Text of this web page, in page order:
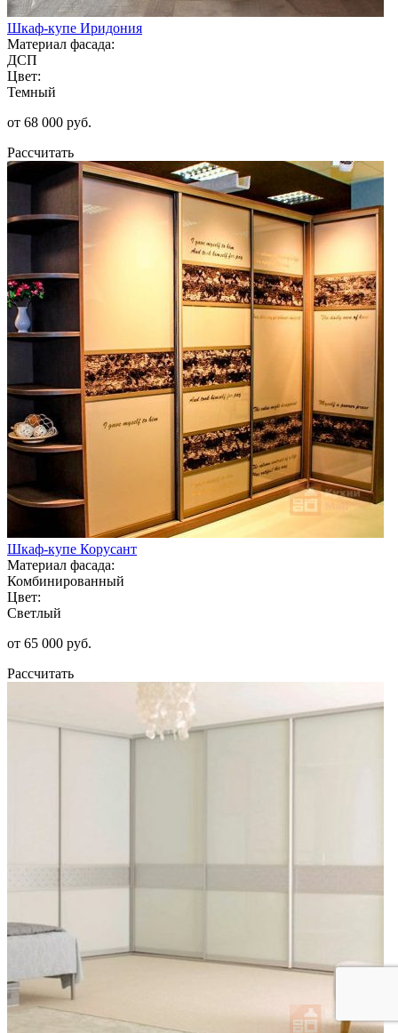
Шкаф-купе Иридония
Материал фасада:
ДСП
Цвет:
Темный
от 68 000 руб.
Рассчитать
Шкаф-купе Корусант
Материал фасада:
Комбинированный
Цвет:
Светлый
от 65 000 руб.
Рассчитать